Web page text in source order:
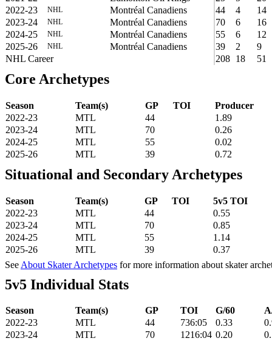
2022-23
NHL Montréal Canadiens 44 4
14
2023-24
NHL Montréal Canadiens 70 6
16
2024-25
NHL Montréal Canadiens 55 6
12
2025-26
NHL Montréal Canadiens 39 2
9
NHL Career
208 18 51
Core Archetypes
Season Team(s) GP TOI
Producer
2022-23
MTL 44
1.89
2023-24
MTL 70
0.26
2024-25
MTL 55
0.02
2025-26
MTL 39 0.72
Situational and Secondary Archetypes
Season Team(s) GP TOI
5v5 TOI
2022-23
MTL 44
0.55
2023-24
MTL 70
0.85
2024-25
MTL 55
1.14
2025-26
MTL 39
0.37
See About Skater Archetypes for more information about skater
5v5 Individual Stats
Season Team(s) GP TOI G/60
2022-23
MTL 44 736:05 0.33
2023-24
MTL 70 1216:04 0.20